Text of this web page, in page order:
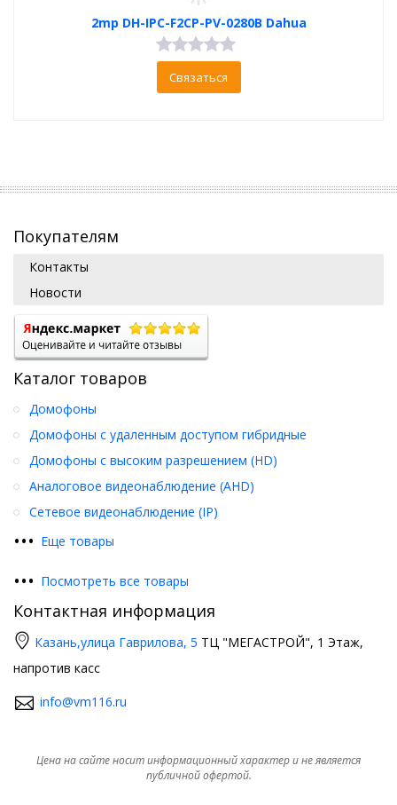
2mp DH-IPC-F2CP-PV-0280B Dahua
Связаться
Покупателям
Контакты
Новости
Каталог товаров
••• Еще товары
Домофоны
Домофоны с удаленным доступом гибридные
Домофоны с высоким разрешением (HD)
Аналоговое видеонаблюдение (AHD)
Сетевое видеонаблюдение (IP)
••• Посмотреть все товары
Контактная информация
Казань,улица Гаврилова, 5 ТЦ "МЕГАСТРОЙ", 1 Этаж,
напротив касс
info@vm116.ru
Цена на сайте носит информационный характер и не является
публичной офертой.